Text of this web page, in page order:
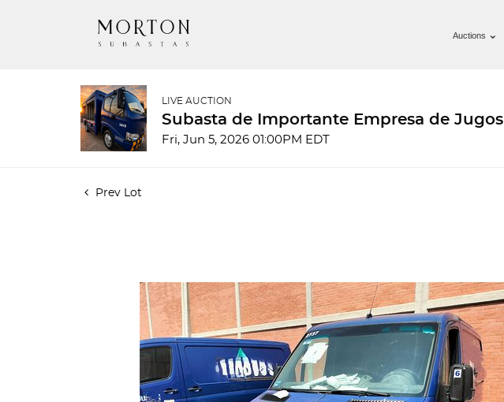
Auctions
LIVE AUCTION
Subasta de Importante Empresa de Jugos
Fri, Jun 5, 2026 01:00PM EDT
Prev Lot